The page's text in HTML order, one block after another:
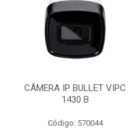
CÂMERA IP BULLET VIPC
1430 B
Código: 570044